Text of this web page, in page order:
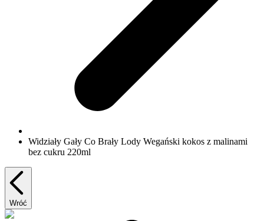
Widziały Gały Co Brały Lody Wegański kokos z malinami
bez cukru 220ml
Wróć